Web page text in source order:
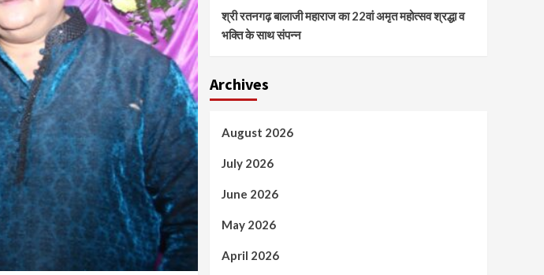
श्री रतनगढ़ बालाजी महाराज का 22वां अमृत महोत्सव श्रद्धा व
भक्ति के साथ संपन्न
Archives
August 2026
July 2026
June 2026
May 2026
April 2026